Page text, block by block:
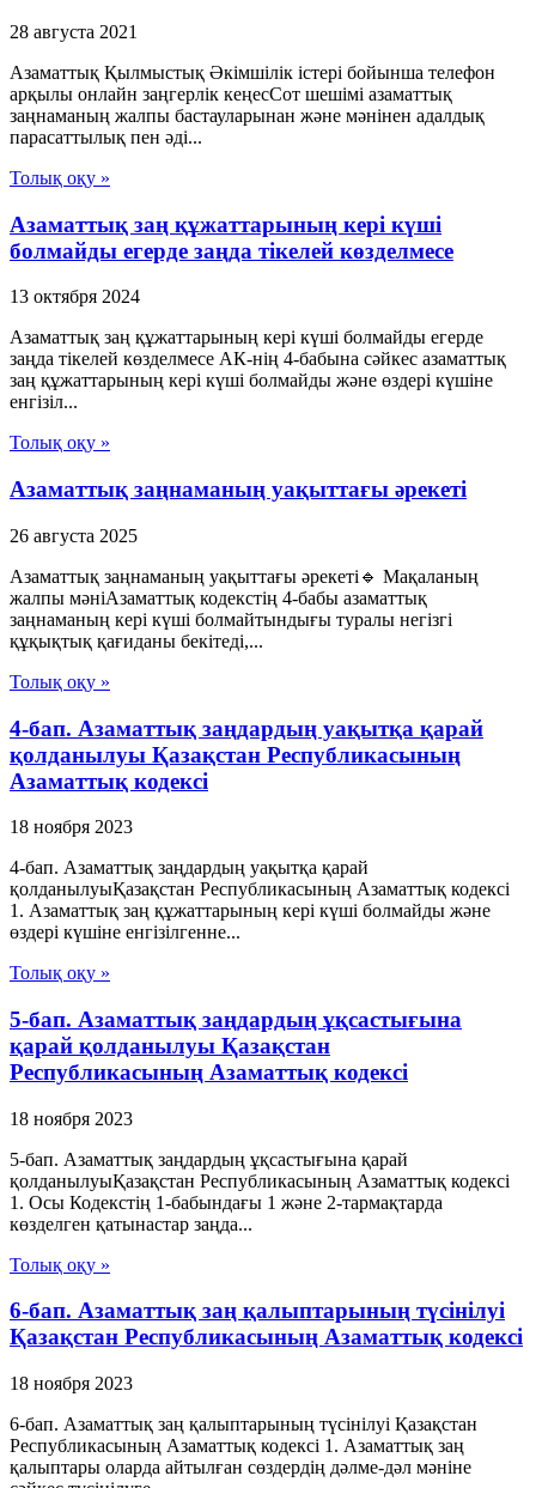
28 августа 2021
Азаматтық Қылмыстық Әкімшілік істері бойынша телефон
арқылы онлайн заңгерлік кеңесСот шешімі азаматтық
заңнаманың жалпы бастауларынан және мәнiнен адалдық
парасаттылық пен әдi...
Толық оқу »
Азаматтық заң құжаттарының керi күшi
болмайды егерде заңда тiкелей көзделмесе
13 октября 2024
Азаматтық заң құжаттарының керi күшi болмайды егерде
заңда тiкелей көзделмесе АК-нің 4-бабына сәйкес азаматтық
заң құжаттарының керi күшi болмайды және өздерi күшiне
енгiзiл...
Толық оқу »
Азаматтық заңнаманың уақыттағы әрекеті
26 августа 2025
Азаматтық заңнаманың уақыттағы әрекеті🔹 Мақаланың
жалпы мәніАзаматтық кодекстің 4-бабы азаматтық
заңнаманың кері күші болмайтындығы туралы негізгі
құқықтық қағиданы бекітеді,...
Толық оқу »
4-бап. Азаматтық заңдардың уақытқа қарай
қолданылуы Қазақстан Республикасының
Азаматтық кодексi
18 ноября 2023
4-бап. Азаматтық заңдардың уақытқа қарай
қолданылуыҚазақстан Республикасының Азаматтық кодексi
1. Азаматтық заң құжаттарының керi күшi болмайды және
өздерi күшiне енгiзiлгенне...
Толық оқу »
5-бап. Азаматтық заңдардың ұқсастығына
қарай қолданылуы Қазақстан
Республикасының Азаматтық кодексi
18 ноября 2023
5-бап. Азаматтық заңдардың ұқсастығына қарай
қолданылуыҚазақстан Республикасының Азаматтық кодексi
1. Осы Кодекстiң 1-бабындағы 1 және 2-тармақтарда
көзделген қатынастар заңда...
Толық оқу »
6-бап. Азаматтық заң қалыптарының түсiнiлуi
Қазақстан Республикасының Азаматтық кодексi
18 ноября 2023
6-бап. Азаматтық заң қалыптарының түсiнiлуi Қазақстан
Республикасының Азаматтық кодексi 1. Азаматтық заң
қалыптары оларда айтылған сөздердiң дәлме-дәл мәнiне